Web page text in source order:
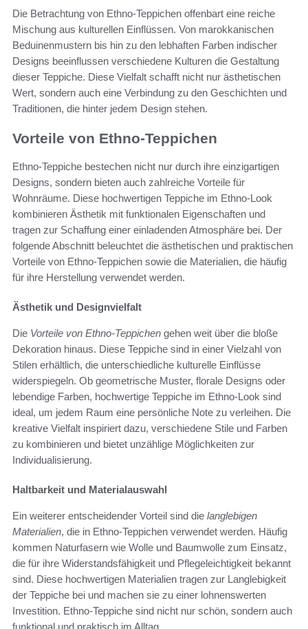
Die Betrachtung von Ethno-Teppichen offenbart eine reiche
Mischung aus kulturellen Einflüssen. Von marokkanischen
Beduinenmustern bis hin zu den lebhaften Farben indischer
Designs beeinflussen verschiedene Kulturen die Gestaltung
dieser Teppiche. Diese Vielfalt schafft nicht nur ästhetischen
Wert, sondern auch eine Verbindung zu den Geschichten und
Traditionen, die hinter jedem Design stehen.
Vorteile von Ethno-Teppichen
Ethno-Teppiche bestechen nicht nur durch ihre einzigartigen
Designs, sondern bieten auch zahlreiche Vorteile für
Wohnräume. Diese hochwertigen Teppiche im Ethno-Look
kombinieren Ästhetik mit funktionalen Eigenschaften und
tragen zur Schaffung einer einladenden Atmosphäre bei. Der
folgende Abschnitt beleuchtet die ästhetischen und praktischen
Vorteile von Ethno-Teppichen sowie die Materialien, die häufig
für ihre Herstellung verwendet werden.
Ästhetik und Designvielfalt
Die Vorteile von Ethno-Teppichen gehen weit über die bloße
Dekoration hinaus. Diese Teppiche sind in einer Vielzahl von
Stilen erhältlich, die unterschiedliche kulturelle Einflüsse
widerspiegeln. Ob geometrische Muster, florale Designs oder
lebendige Farben, hochwertige Teppiche im Ethno-Look sind
ideal, um jedem Raum eine persönliche Note zu verleihen. Die
kreative Vielfalt inspiriert dazu, verschiedene Stile und Farben
zu kombinieren und bietet unzählige Möglichkeiten zur
Individualisierung.
Haltbarkeit und Materialauswahl
Ein weiterer entscheidender Vorteil sind die langlebigen
Materialien, die in Ethno-Teppichen verwendet werden. Häufig
kommen Naturfasern wie Wolle und Baumwolle zum Einsatz,
die für ihre Widerstandsfähigkeit und Pflegeleichtigkeit bekannt
sind. Diese hochwertigen Materialien tragen zur Langlebigkeit
der Teppiche bei und machen sie zu einer lohnenswerten
Investition. Ethno-Teppiche sind nicht nur schön, sondern auch
funktional und praktisch im Alltag.